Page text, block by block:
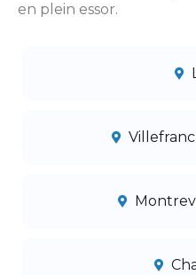
en plein essor.